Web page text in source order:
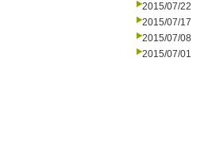
2015/07/22
2015/07/17
2015/07/08
2015/07/01